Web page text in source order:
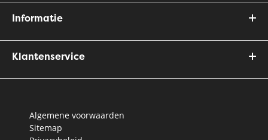
Informatie
Klantenservice
Algemene voorwaarden
Sitemap